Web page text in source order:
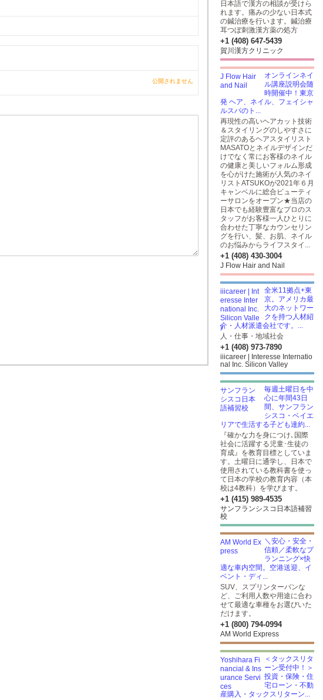
公開されません
日本語で漢方の相談が受けら
れます。痛みの少ない日本式
の鍼治療を行います。鍼治療
耳つぼ刺激漢方薬の処方
+1 (408) 647-5439
賀川漢方クリニック
オンラインネイ
ル講座説明会随
時開催中！東京
発 ヘア、ネイル、フェイシャ
ルスパのト...
再現性の高いヘアカット技術
＆スタイリングのしやすさに
定評のあるヘアスタイリスト
MASATOとネイルデザインだ
けでなく常にお客様のネイル
の健康と美しいフォルム形成
を心がけた施術が人気のネイ
リストATSUKOが2021年６月
キャンベルに総合ビューティ
ーサロンをオープン★当店の
日本でも経験豊富なプロのス
タッフがお客様一人ひとりに
合わせた丁寧なカウンセリン
グを行い、髪、お肌、ネイル
のお悩みからライフスタイ...
+1 (408) 430-3004
J Flow Hair and Nail
全米11拠点+東
京。アメリカ最
大のネットワー
クを持つ人材紹
介・人材派遣会社です。...
人・仕事・地域社会
+1 (408) 973-7890
iiicareer | Interesse Internatio
nal Inc. Silicon Valley
毎週土曜日を中
心に年間43日
間、サンフラン
シスコ・ベイエ
リアで生活する子ども達約...
『確かな力を身につけ､国際
社会に活躍する児童･生徒の
育成』を教育目標としていま
す。土曜日に通学し、日本で
使用されている教科書を使っ
て日本の学校の教育内容（本
校は4教科）を学びます。
+1 (415) 989-4535
サンフランシスコ日本語補習
校
＼安心・安全・
信頼／柔軟なプ
ランニング×快
適な車内空間。空港送迎、イ
ベント・ディ...
SUV、スプリンターバンな
ど、ご利用人数や用途に合わ
せて最適な車種をお選びいた
だけます。
+1 (800) 794-0994
AM World Express
＜タックスリタ
ーン受付中！＞
投資・保険・住
宅ローン・不動
産購入・タックスリターン...